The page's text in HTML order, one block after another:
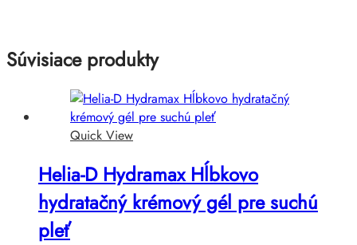
Súvisiace produkty
Quick View
Helia-D Hydramax Hĺbkovo
hydratačný krémový gél pre suchú
pleť